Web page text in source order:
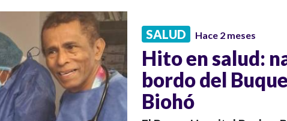
SALUD Hace 2 meses
Hito en salud:
bordo del
Biohó